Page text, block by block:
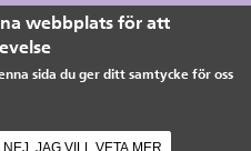
webbplats för att
sida du ger ditt samtycke för oss
NEJ, JAG VILL VETA MER